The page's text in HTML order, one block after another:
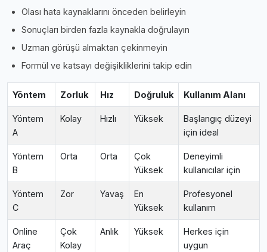
Olası hata kaynaklarını önceden belirleyin
Sonuçları birden fazla kaynakla doğrulayın
Uzman görüşü almaktan çekinmeyin
Formül ve katsayı değişikliklerini takip edin
Yöntem Zorluk Hız Doğruluk Kullanım Alanı
Yöntem
A
Kolay Hızlı Yüksek
Başlangıç düzeyi
için ideal
Yöntem
B
Orta Orta
Çok
Yüksek
Deneyimli
kullanıcılar için
Yöntem
C
Zor Yavaş
En
Yüksek
Profesyonel
kullanım
Online
Araç
Çok
Kolay
Anlık Yüksek
Herkes için
uygun